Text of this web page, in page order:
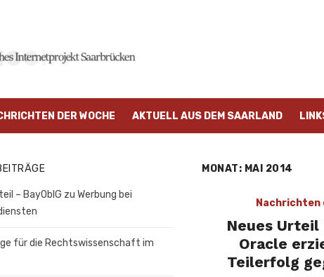
DER WOCHE AKTUELL AUS DEM SAARLAND
MONAT: MAI 2014
Nachrichten
Neues Urteil
Oracle
Teilerfolg
– BayOblG zu Werbung bei
für die Rechtswissenschaft im